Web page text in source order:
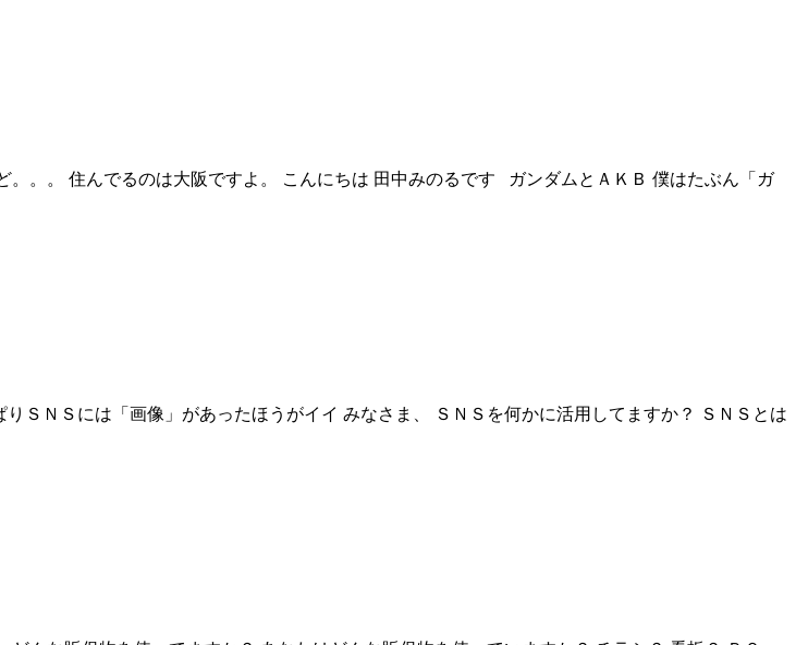
。。 住んでるのは大阪ですよ。 こんにちは 田中みのるです ガンダムとＡＫＢ 僕はたぶん「ガ
ＳＮＳには「画像」があったほうがイイ みなさま、 ＳＮＳを何かに活用してますか？ ＳＮＳとは